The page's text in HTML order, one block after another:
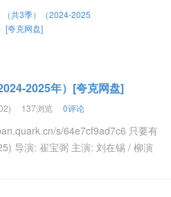
2025年）[夸克网盘]
137浏览 0评论
s/64e7cf9ad7c6 只要有
导演: 崔宝弼 主演: 刘在锡 / 柳演